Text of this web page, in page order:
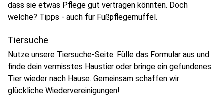
dass sie etwas Pflege gut vertragen könnten. Doch
welche? Tipps - auch für Fußpflegemuffel.
Tiersuche
Nutze unsere Tiersuche-Seite: Fülle das Formular aus und
finde dein vermisstes Haustier oder bringe ein gefundenes
Tier wieder nach Hause. Gemeinsam schaffen wir
glückliche Wiedervereinigungen!